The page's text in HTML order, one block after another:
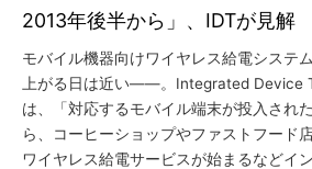
2013年後半から」、IDTが見解
モバイル機器向けワイヤレス給電システ
上がる日は近い――。Integrated Device
は、「対応するモバイル端末が投入され
ら、コーヒーショップやファストフード
ワイヤレス給電サービスが始まるなどイ